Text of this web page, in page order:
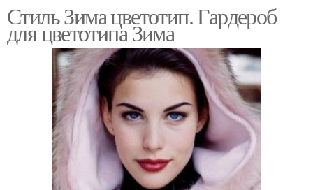
Стиль Зима цветотип. Гардероб
для цветотипа Зима